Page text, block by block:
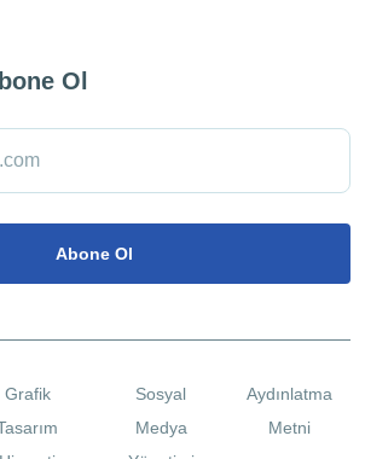
Ol
Grafik
Sosyal
Medya
Aydınlatma
Metni